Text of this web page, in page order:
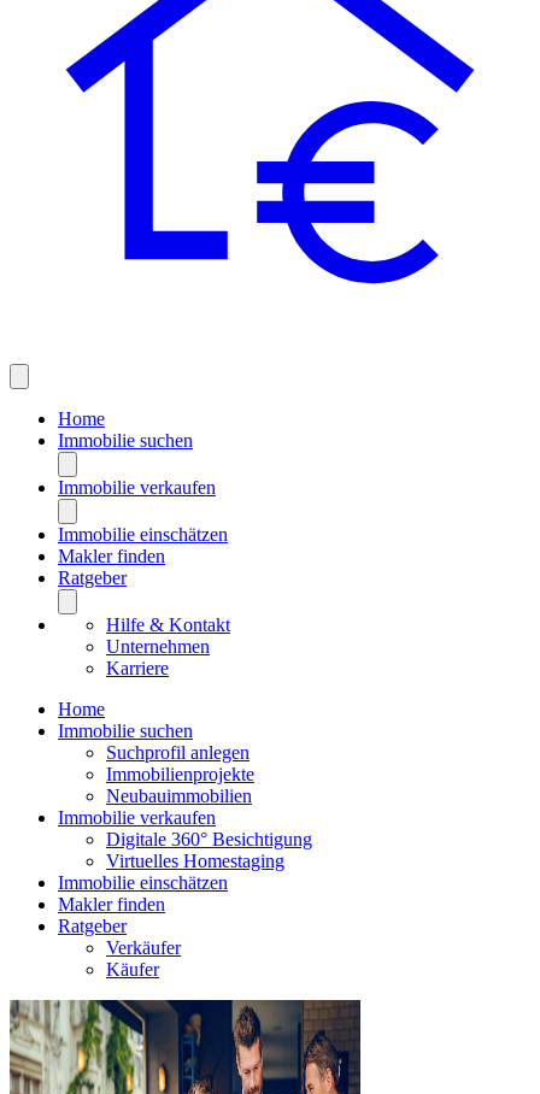
Home
Immobilie suchen
Immobilie verkaufen
Immobilie einschätzen
Makler finden
Ratgeber
Hilfe & Kontakt
Unternehmen
Karriere
Home
Immobilie suchen
Suchprofil anlegen
Immobilienprojekte
Neubauimmobilien
Immobilie verkaufen
Digitale 360° Besichtigung
Virtuelles Homestaging
Immobilie einschätzen
Makler finden
Ratgeber
Verkäufer
Käufer